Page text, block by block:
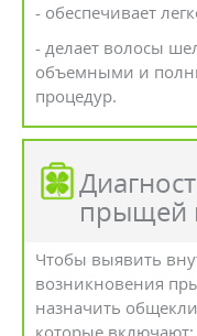
- обеспечивает
- делает волосы
объемными и
процедур.
прыщей
Чтобы выявить
возникновения
назначить